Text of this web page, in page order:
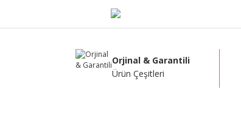
Ürün bilgilerinde hatalar bulunuyor.
Bu ürüne benzer farklı alternatifler olmalı.
Orjinal & Garantili
Ürün Çeşitleri